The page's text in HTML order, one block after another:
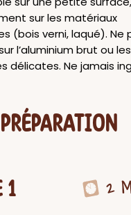
sur les matériaux
(bois verni, laqué). Ne
l’aluminium brut ou les
délicates. Ne jamais
PRÉPARATION
1 2